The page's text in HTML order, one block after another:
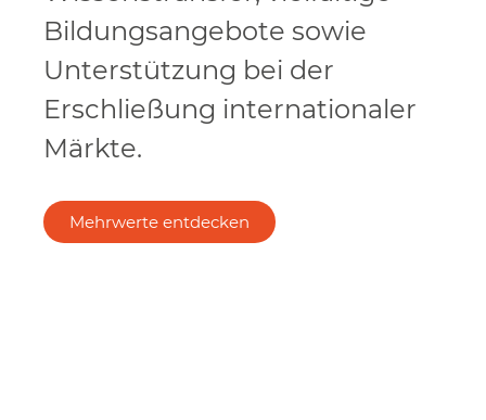
Bildungsangebote sowie
Unterstützung bei der
Erschließung internationaler
Märkte.
Mehrwerte entdecken